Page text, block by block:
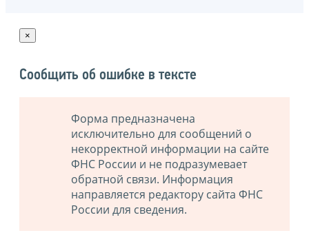
×
Сообщить об ошибке в тексте
Форма предназначена
исключительно для сообщений о
некорректной информации на сайте
ФНС России и не подразумевает
обратной связи. Информация
направляется редактору сайта ФНС
России для сведения.